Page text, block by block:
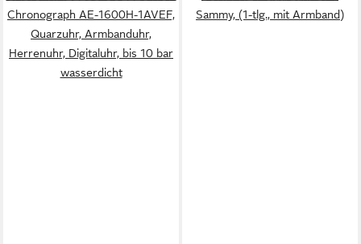
Chronograph AE-1600H-1AVEF,
Quarzuhr, Armbanduhr,
Herrenuhr, Digitaluhr, bis 10 bar
wasserdicht
Sammy, (1-tlg., mit Armband)